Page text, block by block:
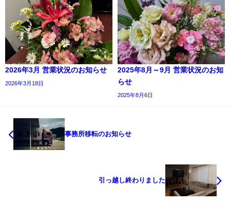
2026年3月 営業状況のお知らせ
2026年3月18日
2025年8月～9月 営業状況のお知
らせ
2025年8月6日
事務所移転のお知らせ
引っ越し終わりました